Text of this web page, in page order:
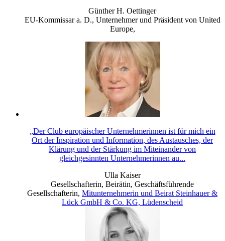
Günther H. Oettinger
EU-Kommissar a. D., Unternehmer und Präsident von United
Europe,
„Der Club europäischer Unternehmerinnen ist für mich ein
Ort der Inspiration und Information, des Austausches, der
Klärung und der Stärkung im Miteinander von
gleichgesinnten Unternehmerinnen au...
Ulla Kaiser
Gesellschafterin, Beirätin, Geschäftsführende
Gesellschafterin, Mitunternehmerin und Beirat Steinhauer &
Lück GmbH & Co. KG, Lüdenscheid